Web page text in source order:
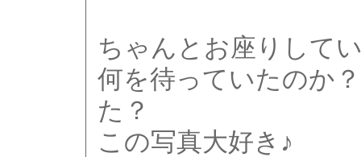
ちゃんとお座りして
何を待っていたのか
た？
この写真大好き♪